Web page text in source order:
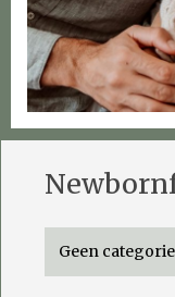
Geen categorie